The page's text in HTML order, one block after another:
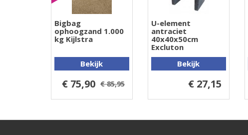
Bigbag
ophoogzand 1.000
kg Kijlstra
Bekijk
€ 75,90 € 85,95
U-element
antraciet
40x40x50cm
Excluton
Bekijk
€ 27,15